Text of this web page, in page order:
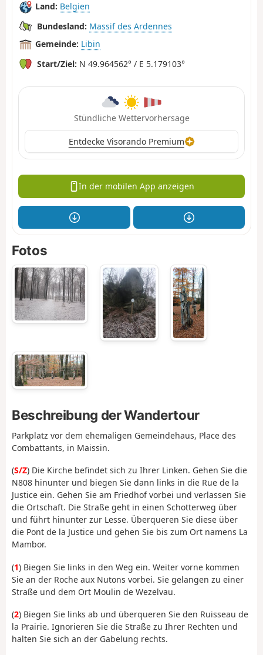
Land: Belgien
Bundesland: Massif des Ardennes
Gemeinde: Libin
Start/Ziel: N 49.964562° / E 5.179103°
Stündliche Wettervorhersage
Entdecke Visorando Premium
In der mobilen App anzeigen
Fotos
Beschreibung der Wandertour
Parkplatz vor dem ehemaligen Gemeindehaus, Place des
Combattants, in Maissin.
(S/Z) Die Kirche befindet sich zu Ihrer Linken. Gehen Sie die
N808 hinunter und biegen Sie dann links in die Rue de la
Justice ein. Gehen Sie am Friedhof vorbei und verlassen Sie
die Ortschaft. Die Straße geht in einen Schotterweg über
und führt hinunter zur Lesse. Überqueren Sie diese über
die Pont de la Justice und gehen Sie bis zum Ort namens La
Mambor.
(1) Biegen Sie links in den Weg ein. Weiter vorne kommen
Sie an der Roche aux Nutons vorbei. Sie gelangen zu einer
Straße und dem Ort Moulin de Wezelvau.
(2) Biegen Sie links ab und überqueren Sie den Ruisseau de
la Prairie. Ignorieren Sie die Straße zu Ihrer Rechten und
halten Sie sich an der Gabelung rechts.